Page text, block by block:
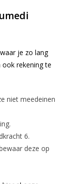
je zo lang
ook rekening te
niet meedeinen
6.
deze op